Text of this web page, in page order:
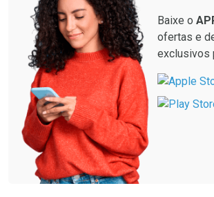
Baixe o
ofertas e
exclusivos